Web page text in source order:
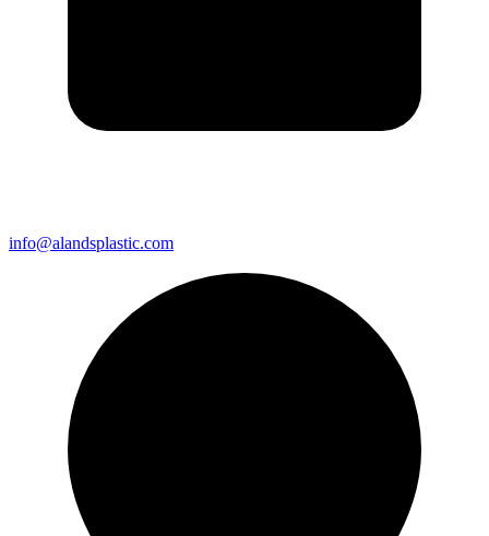
info@alandsplastic.com